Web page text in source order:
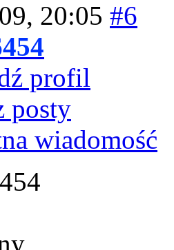
20:05 #6
profil
posty
wiadomość